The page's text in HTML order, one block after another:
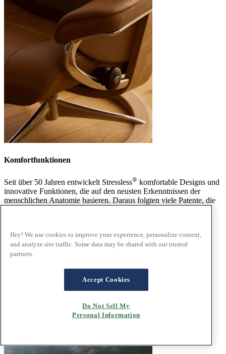
Komfortfunktionen
Seit über 50 Jahren entwickelt Stressless® komfortable Designs und
innovative Funktionen, die auf den neusten Erkenntnissen der
menschlichen Anatomie basieren. Daraus folgten viele Patente, die
Hey! We use cookies to improve your experience, personalize content,
and analyze site traffic. Some data may be shared with our trusted
partners.
Accept Cookies
Do Not Sell My
Personal Information